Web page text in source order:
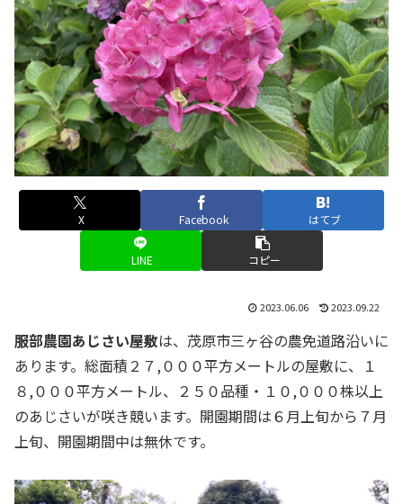
X Facebook はてブ
LINE コピー
2023.06.06 2023.09.22
服部農園あじさい屋敷は、茂原市三ヶ谷の農免道路沿いに
あります。総面積２７,０００平方メートルの屋敷に、１
８,０００平方メートル、２５０品種・１０,０００株以上
のあじさいが咲き競います。開園期間は６月上旬から７月
上旬、開園期間中は無休です。